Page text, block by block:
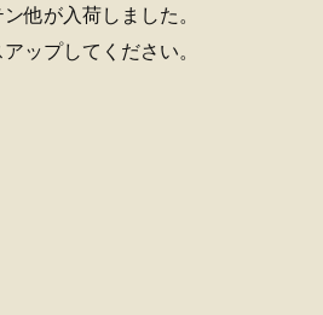
他が入荷しました。
ップしてください。